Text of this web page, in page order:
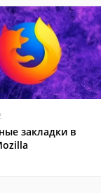
закладки в